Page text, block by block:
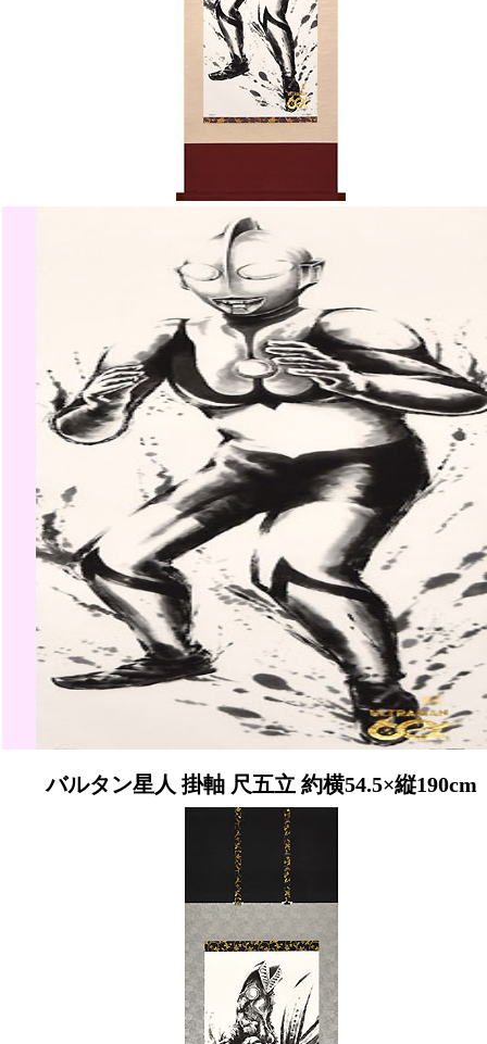
バルタン星人 掛軸 尺五立 約横54.5×縦190cm